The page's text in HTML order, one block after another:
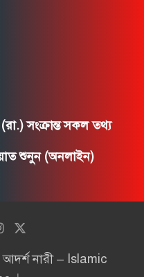
সংক্রান্ত সকল তথ্য
শুনুন (অনলাইন)
আদর্শ নারী – Islamic